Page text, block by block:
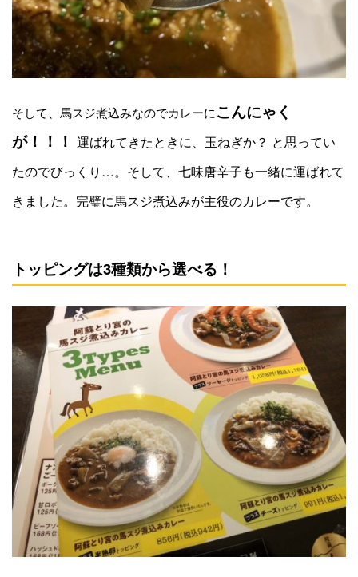
そして、馬スジ煮込みなのでカレーにこんにゃく
が！！！ 運ばれてきたときに 、玉ねぎか？ と思ってい
たのでびっくり…。そして、七味唐辛子も一緒に運ばれて
きました。完璧に馬スジ煮込みが主役のカレーです。
トッピングは3種類から選べる！